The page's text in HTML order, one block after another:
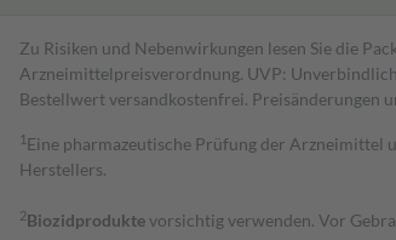
Zu Risiken und Nebenwirkungen lesen Sie die
Arzneimittelpreisverordnung. UVP:
Bestell­wert versand­kosten­frei. Preisänderungen
1 Eine pharmazeutische Prüfung der Arzneimittel
Herstellers.
2Biozidproduktevorsichtig verwenden. Vor